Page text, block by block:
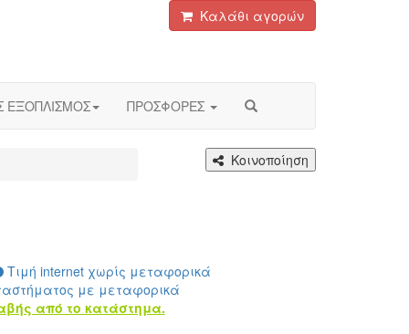
Καλάθι αγορών
ΕΞΟΠΛΙΣΜΟΣ ΠΡΟΣΦΟΡΕΣ
Κοινοποίηση
Τιμή internet χωρίς μεταφορικά
με μεταφορικά
από το κατάστημα.